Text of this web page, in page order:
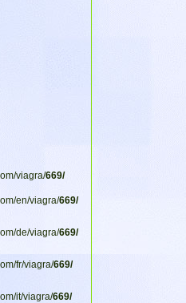
viagra/669/
en/viagra/669/
de/viagra/669/
fr/viagra/669/
it/viagra/669/